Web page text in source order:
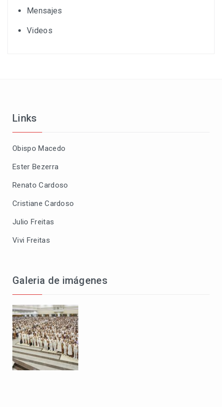
Mensajes
Videos
Links
Obispo Macedo
Ester Bezerra
Renato Cardoso
Cristiane Cardoso
Julio Freitas
Vivi Freitas
Galeria de imágenes